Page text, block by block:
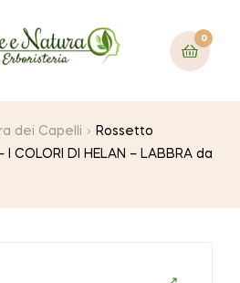
0
dei Capelli
Rossetto
COLORI DI HELAN – LABBRA da